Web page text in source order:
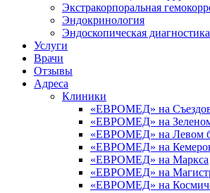
Экстракорпоральная
Эндокринология
Эндоскопическая диагностика
Услуги
Врачи
Отзывы
Адреса
Клиники
«ЕВРОМЕД» на
«ЕВРОМЕД» на Зеленом
«ЕВРОМЕД» на Левом
«ЕВРОМЕД» на
«ЕВРОМЕД» на Маркса
«ЕВРОМЕД» на
«ЕВРОМЕД» на